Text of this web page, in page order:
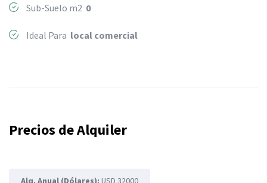
Sub-Suelo m2 0
Ideal Para local comercial
Precios de Alquiler
Alq. Anual (Dólares): USD 32000